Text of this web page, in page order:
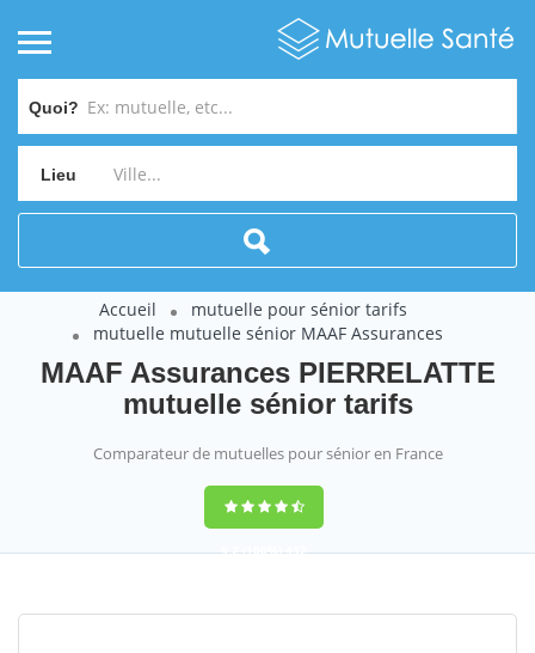
Quoi?
Lieu
Accueil
mutuelle pour sénior tarifs
mutuelle mutuelle sénior MAAF Assurances
MAAF Assurances PIERRELATTE
mutuelle sénior tarifs
Comparateur de mutuelles pour sénior en France
9,2(100%)452